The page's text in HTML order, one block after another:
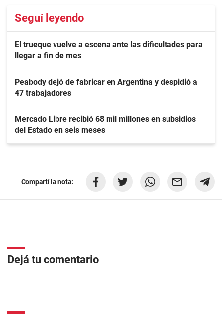
Seguí leyendo
El trueque vuelve a escena ante las dificultades para
llegar a fin de mes
Peabody dejó de fabricar en Argentina y despidió a
47 trabajadores
Mercado Libre recibió 68 mil millones en subsidios
del Estado en seis meses
Compartí la nota:
Dejá tu comentario